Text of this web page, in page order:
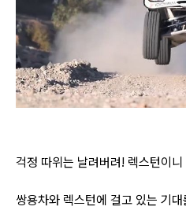
걱정 따위는 날려버려! 렉스턴이
쌍용차와 렉스턴에 걸고 있는 기